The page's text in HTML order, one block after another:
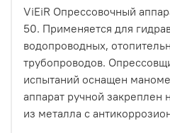
ViEiR Опрессовочный
50. Применяется для
водопроводных,
трубопроводов.
испытаний оснащен
аппарат ручной закреплен
из металла с